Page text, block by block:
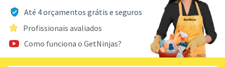
Até 4 orçamentos grátis e seguros
Profissionais avaliados
Como funciona o GetNinjas?